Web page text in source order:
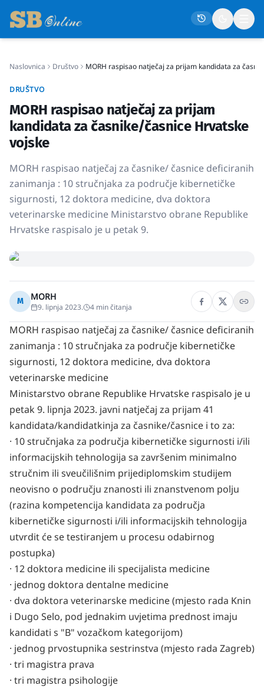
Politika
Gospodarstvo
Crna kronika
Sport
Kultura
Naslovnica Društvo MORH raspisao natječaj za prijam kandidata za
DRUŠTVO
MORH raspisao natječaj za prijam
kandidata za časnike/časnice Hrvatske
vojske
MORH raspisao natječaj za časnike/ časnice deficiranih
zanimanja : 10 stručnjaka za područje kibernetičke
sigurnosti, 12 doktora medicine, dva doktora
veterinarske medicine Ministarstvo obrane Republike
Hrvatske raspisalo je u petak 9.
M MORH
9. lipnja 2023. 4 min čitanja
MORH raspisao natječaj za časnike/ časnice deficiranih
zanimanja : 10 stručnjaka za područje kibernetičke
sigurnosti, 12 doktora medicine, dva doktora
veterinarske medicine
Ministarstvo obrane Republike Hrvatske raspisalo je u
petak 9. lipnja 2023. javni natječaj za prijam 41
kandidata/kandidatkinja za časnike/časnice i to za:
· 10 stručnjaka za područja kibernetičke sigurnosti i/ili
informacijskih tehnologija sa završenim minimalno
stručnim ili sveučilišnim prijediplomskim studijem
neovisno o području znanosti ili znanstvenom polju
(razina kompetencija kandidata za područja
kibernetičke sigurnosti i/ili informacijskih tehnologija
utvrdit će se testiranjem u procesu odabirnog
postupka)
· 12 doktora medicine ili specijalista medicine
· jednog doktora dentalne medicine
· dva doktora veterinarske medicine (mjesto rada Knin
i Dugo Selo, pod jednakim uvjetima prednost imaju
kandidati s "B" vozačkom kategorijom)
· jednog prvostupnika sestrinstva (mjesto rada Zagreb)
· tri magistra prava
· tri magistra psihologije